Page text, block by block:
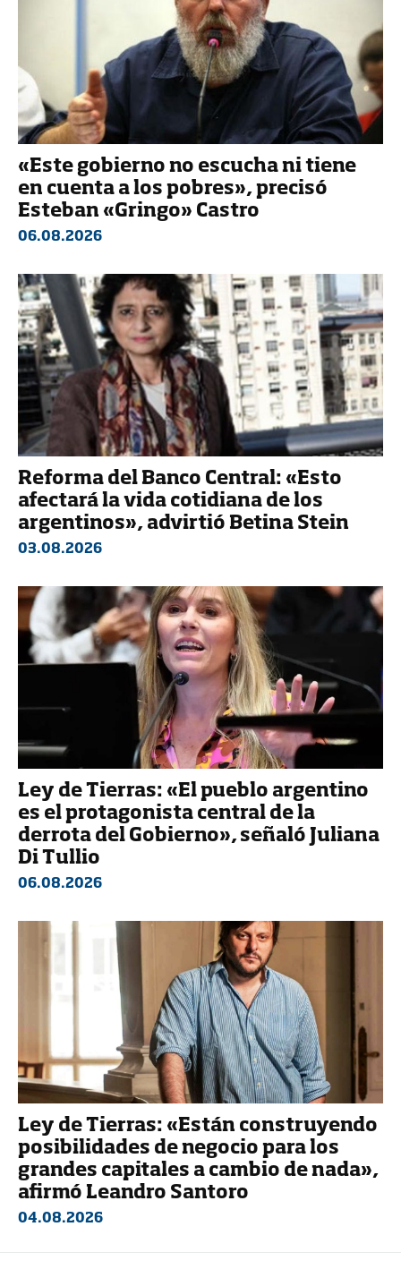
«Este gobierno no escucha ni tiene
en cuenta a los pobres», precisó
Esteban «Gringo» Castro
06.08.2026
Reforma del Banco Central: «Esto
afectará la vida cotidiana de los
argentinos», advirtió Betina Stein
03.08.2026
Ley de Tierras: «El pueblo argentino
es el protagonista central de la
derrota del Gobierno», señaló Juliana
Di Tullio
06.08.2026
Ley de Tierras: «Están construyendo
posibilidades de negocio para los
grandes capitales a cambio de nada»,
afirmó Leandro Santoro
04.08.2026